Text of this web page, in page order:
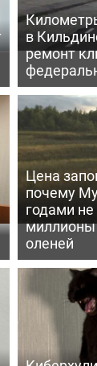
в
ремонт
Цена
почему
годами
миллионы
оленей